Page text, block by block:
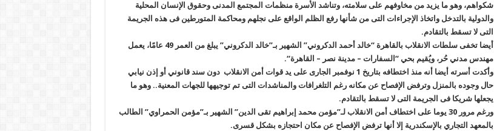
شكواهم، وهو ما يزيد من مخاوفهم على سلامته، وتناشد الأسرة منظمات المجتمع المدنى وحقوق الإنسان المحلية
والدولية بالتدخل واتخاذ الإجراءات التى من شأنها رفع الظلم الواقع على نجلهم ومحاكمة المتورطين فى هذه الجريمة
التى لا تسقط بالتقادم.
أيضا تخفى سلطات الانقلاب بالقاهرة “خالد أحمد الدكروني” الشهير بـ”خالد الدكروني” يبلغ من العمر 49 عامًا، يعمل
مهندس مدني حُر، ويُقيم بحي“ السفارات – مدينة نصر – القاهرة“.
وأكدت أسرته أيضا أنه منذ اختطافه بتاريخ 1 نوفمبر الجارى على يد قوات أمن الانقلاب دون سند قانوني أو إذن نيابي
حال وجوده بالمنزل وترفض الإفصاح عن مكانه رغم التلغرافات والمناشدات التى تم توجيهها للجهات المعنية.. وهو ما
يجعلها شريكا فى الجريمة التى لا تسقط بالتقادم.
ورغم مرور 30 يوما على اختطاف أمن الانقلاب لـ”مؤمن محمد إبراهيم تقى الدين” الشهير بـ”مؤمن الحمراوي” الطالب
بالمعهد التجاري بالإسكندرية إلا أنها ترفض الإفصاح عن مكان احتجازه بشكل قسرى.